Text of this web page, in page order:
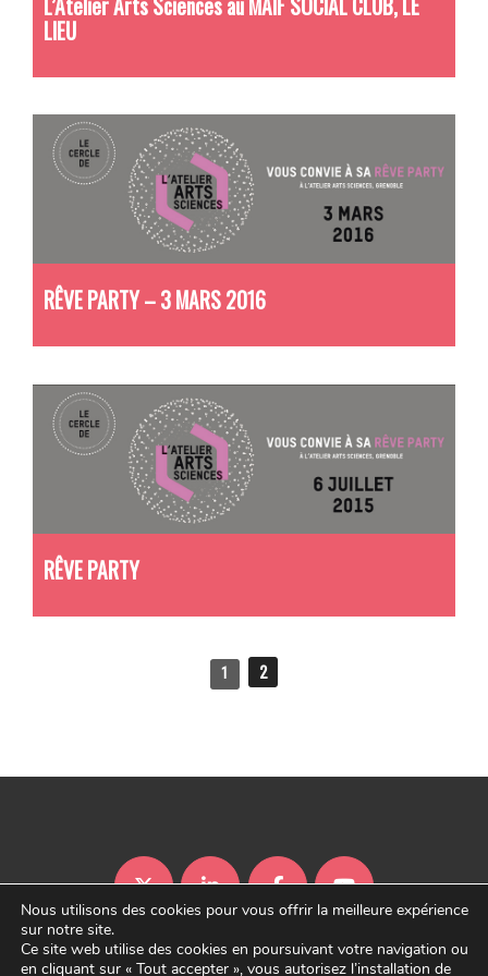
LIEU
RÊVE PARTY – 3 MARS 2016
RÊVE PARTY
1 2
Y.SPOT PARTNERS
Nous utilisons des cookies pour vous offrir la meilleure expérience
sur notre site.
Ce site web utilise des cookies en poursuivant votre navigation ou
en cliquant sur « Tout accepter », vous autorisez l’installation de